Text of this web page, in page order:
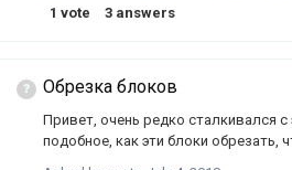
посмотреть, как люди работают с
1 vote 3 answers
Обрезка блоков
Привет, очень редко сталкивался
подобное, как эти блоки обрезать,